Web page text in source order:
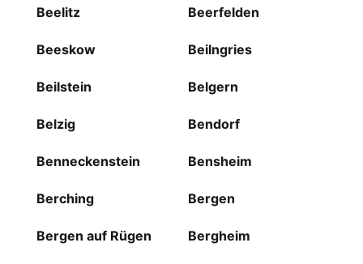
Beelitz Beerfelden
Beeskow Beilngries
Beilstein Belgern
Belzig Bendorf
Benneckenstein Bensheim
Berching Bergen
Bergen auf Rügen Bergheim